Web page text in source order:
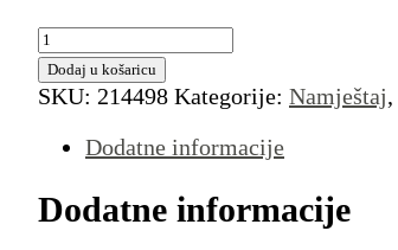
Pomoćni
stolić
Villano
(set
kom)
količina
Dodaj u košaricu
SKU: 214498 Kategorije: Namještaj,
Dodatne informacije
Dodatne informacije